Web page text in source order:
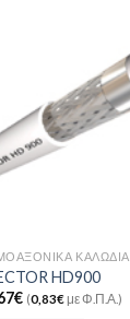
ΚΑΛΏΔΙΑ
HD900
€ (0,83€με Φ.Π.Α.)